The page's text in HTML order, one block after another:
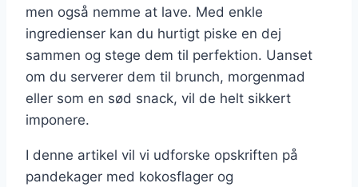
men også nemme at lave. Med enkle
ingredienser kan du hurtigt piske en dej
sammen og stege dem til perfektion. Uanset
om du serverer dem til brunch, morgenmad
eller som en sød snack, vil de helt sikkert
imponere.
I denne artikel vil vi udforske opskriften på
pandekager med kokosflager og